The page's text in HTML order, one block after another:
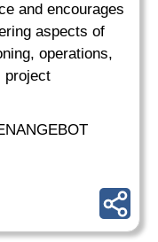
and encourages
aspects of
operations,
project